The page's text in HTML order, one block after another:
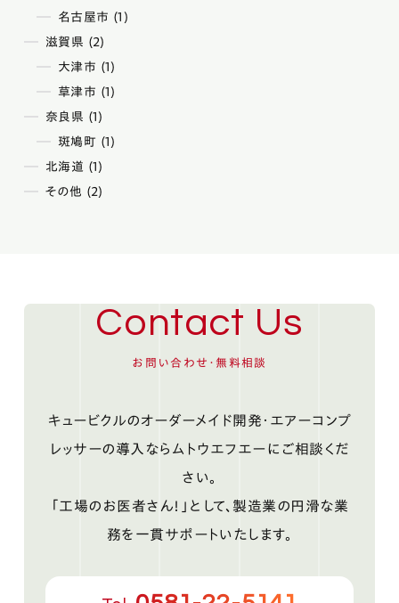
名古屋市 (1)
滋賀県 (2)
大津市 (1)
草津市 (1)
奈良県 (1)
斑鳩町 (1)
北海道 (1)
その他 (2)
Contact Us
お問い合わせ・無料相談
キュービクルのオーダーメイド開発・エアーコンプ
レッサーの導入ならムトウエフエーにご相談くだ
さい。
「工場のお医者さん！」として、製造業の円滑な業
務を一貫サポートいたします。